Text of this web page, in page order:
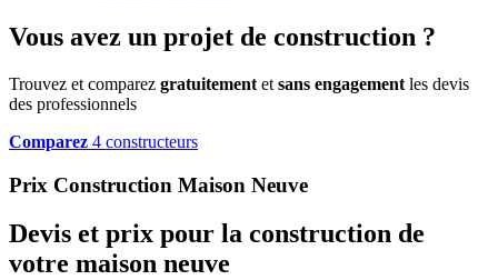
Vous avez un projet de construction ?
Trouvez et comparez gratuitement et sans engagement les devis
des professionnels
Comparez 4 constructeurs
Prix Construction Maison Neuve
Devis et prix pour la construction de
votre maison neuve